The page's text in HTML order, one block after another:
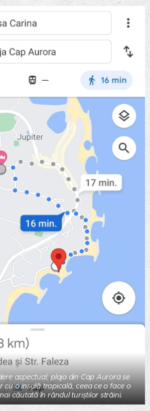
aspectual, plaja din Cap Aurora se
cu o insulă tropicală, ceea ce o face o
căutată în rândul turiștilor străini.